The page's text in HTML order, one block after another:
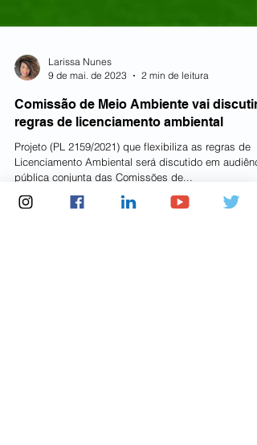
9 de mai. de 2023
2 min de leitura
Comissão de Meio Ambiente vai discutir
regras de licenciamento ambiental
Projeto (PL 2159/2021) que flexibiliza as regras de
Licenciamento Ambiental será discutido em
pública conjunta das Comissões de...